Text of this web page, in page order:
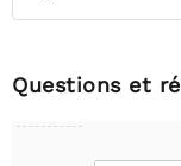
Questions et